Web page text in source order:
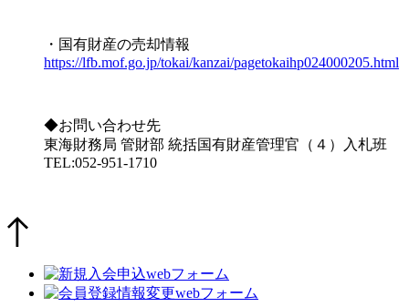
・国有財産の売却情報
https://lfb.mof.go.jp/tokai/kanzai/pagetokaihp024000205.html
◆お問い合わせ先
東海財務局 管財部 統括国有財産管理官（４）入札班
TEL:052-951-1710